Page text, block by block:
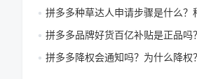
拼多多种草达人申请步骤是什么？
拼多多品牌好货百亿补贴是正品吗
拼多多降权会通知吗？为什么降权？